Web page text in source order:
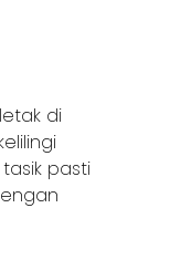
di
pasti